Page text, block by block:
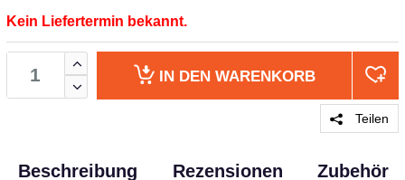
Kein Liefertermin bekannt.
IN DEN WARENKORB
Teilen
Beschreibung Rezensionen Zubehör